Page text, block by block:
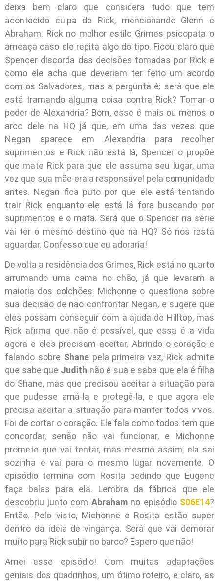
deixa bem claro que considera tudo que tem
acontecido culpa de Rick, mencionando Glenn e
Abraham. Rick no melhor estilo Grimes psicopata o
ameaça caso ele repita algo do tipo. Ficou claro que
Spencer discorda das decisões tomadas por Rick e
como ele acha que deveriam ter feito um acordo
com os Salvadores, mas a pergunta é: será que ele
está tramando alguma coisa contra Rick? Tomar o
poder de Alexandria? Bom, esse é mais ou menos o
arco dele na HQ já que, em uma das vezes que
Negan aparece em Alexandria para recolher
suprimentos e Rick não está lá, Spencer o propõe
que mate Rick para que ele assuma seu lugar, uma
vez que sua mãe era a responsável pela comunidade
antes. Negan fica puto por que ele está tentando
trair Rick enquanto ele está lá fora buscando por
suprimentos e o mata. Será que o Spencer na série
vai ter o mesmo destino que na HQ? Só nos resta
aguardar. Confesso que eu adoraria!
De volta a residência dos Grimes, Rick está no quarto
arrumando uma cama no chão, já que levaram a
maioria dos colchões. Michonne o questiona sobre
sua decisão de não confrontar Negan, e sugere que
eles possam conseguir com a ajuda de Hilltop, mas
Rick afirma que não é possível, que essa é a vida
agora e eles precisam aceitar. Abrindo o coração e
falando sobre Shanepela primeira vez, Rick admite
que sabe que Judith não é sua e sabe que ela é filha
do Shane, mas que precisou aceitar a situação para
que pudesse amá-la e protegê-la, e que agora ele
precisa aceitar a situação para manter todos vivos.
Foi de cortar o coração. Ele fala como todos tem que
concordar, senão não vai funcionar, e Michonne
promete que vai tentar, mas mesmo assim, ela sai
sozinha e vai para o mesmo lugar novamente. O
episódio termina com Rosita pedindo que Eugene
faça balas para ela. Lembra da fábrica que ele
descobriu junto com Abrahamno episódio S06E14?
Então. Pelo visto, Michonne e Rosita estão super
dentro da ideia de vingança. Será que vai demorar
muito para Rick subir no barco? Espero que não!
Amei esse episódio! Com muitas adaptações
geniais dos quadrinhos, um ótimo roteiro, e claro, as